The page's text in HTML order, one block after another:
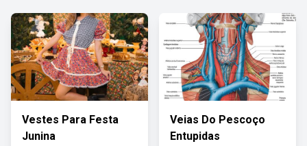
Vestes Para Festa
Junina
Veias Do Pescoço
Entupidas